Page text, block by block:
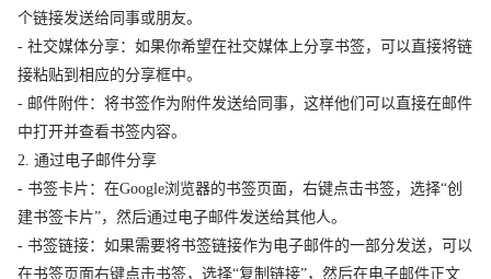
个链接发送给同事或朋友。
- 社交媒体分享：如果你希望在社交媒体上分享书签，可以直接将链
接粘贴到相应的分享框中。
- 邮件附件：将书签作为附件发送给同事，这样他们可以直接在邮件
中打开并查看书签内容。
2. 通过电子邮件分享
- 书签卡片：在Google浏览器的书签页面，右键点击书签，选择“创
建书签卡片”，然后通过电子邮件发送给其他人。
- 书签链接：如果需要将书签链接作为电子邮件的一部分发送，可以
在书签页面右键点击书签，选择“复制链接”，然后在电子邮件正文